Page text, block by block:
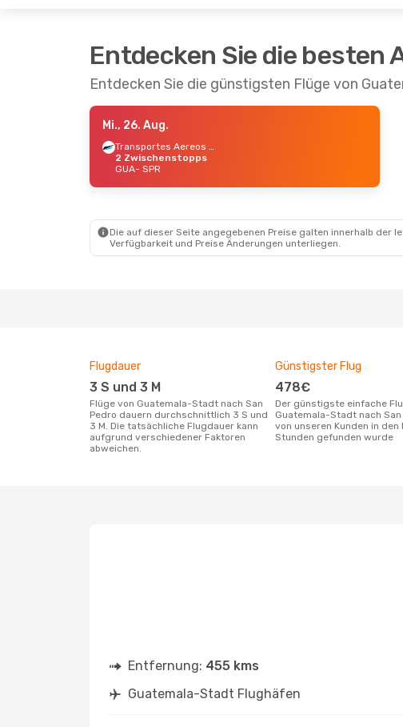
Entdecken Sie die besten
Entdecken Sie die günstigsten Flüge von
Mi., 26. Aug.
Transportes Aereos Guatemaltecos
2 Zwischenstopps
GUA- SPR
Die auf dieser Seite angegebenen Preise galten innerhalb der
Verfügbarkeit und Preise Änderungen unterliegen.
Flugdauer
3 S und 3 M
Flüge von Guatemala-Stadt nach San
Pedro dauern durchschnittlich 3 S und
3 M. Die tatsächliche Flugdauer kann
aufgrund verschiedener Faktoren
abweichen.
Günstigster Flug
478€
Der günstigste einfache Flug von
Guatemala-Stadt nach
von unseren Kunden in den
Stunden gefunden wurde
Entfernung: 455 kms
Guatemala-Stadt Flughäfen